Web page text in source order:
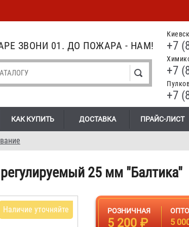
+7
+7
+7
ЗВОНИ 01. ДО ПОЖАРА - НАМ!
КАК КУПИТЬ ДОСТАВКА ПРАЙС-ЛИСТ
25 мм "Балтика"
Наличие уточняйте РОЗНИЧНАЯ
5 200 ₽ 5